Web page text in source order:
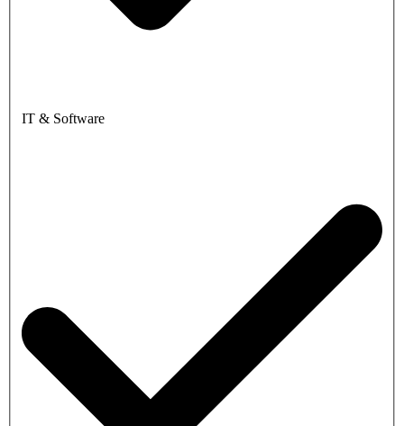
IT & Software